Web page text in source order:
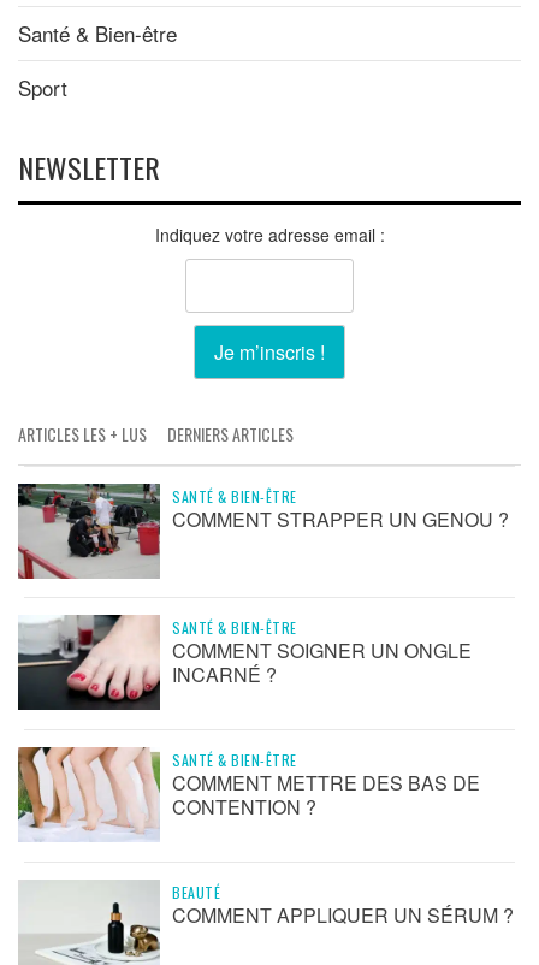
Santé & Bien-être
Sport
NEWSLETTER
Indiquez votre adresse email :
ARTICLES LES + LUS DERNIERS ARTICLES
SANTÉ & BIEN-ÊTRE
COMMENT STRAPPER UN GENOU ?
SANTÉ & BIEN-ÊTRE
COMMENT SOIGNER UN ONGLE
INCARNÉ ?
SANTÉ & BIEN-ÊTRE
COMMENT METTRE DES BAS DE
CONTENTION ?
BEAUTÉ
COMMENT APPLIQUER UN SÉRUM ?